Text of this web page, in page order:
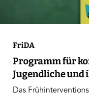
FriDA
Programm für
Jugendliche und
Das